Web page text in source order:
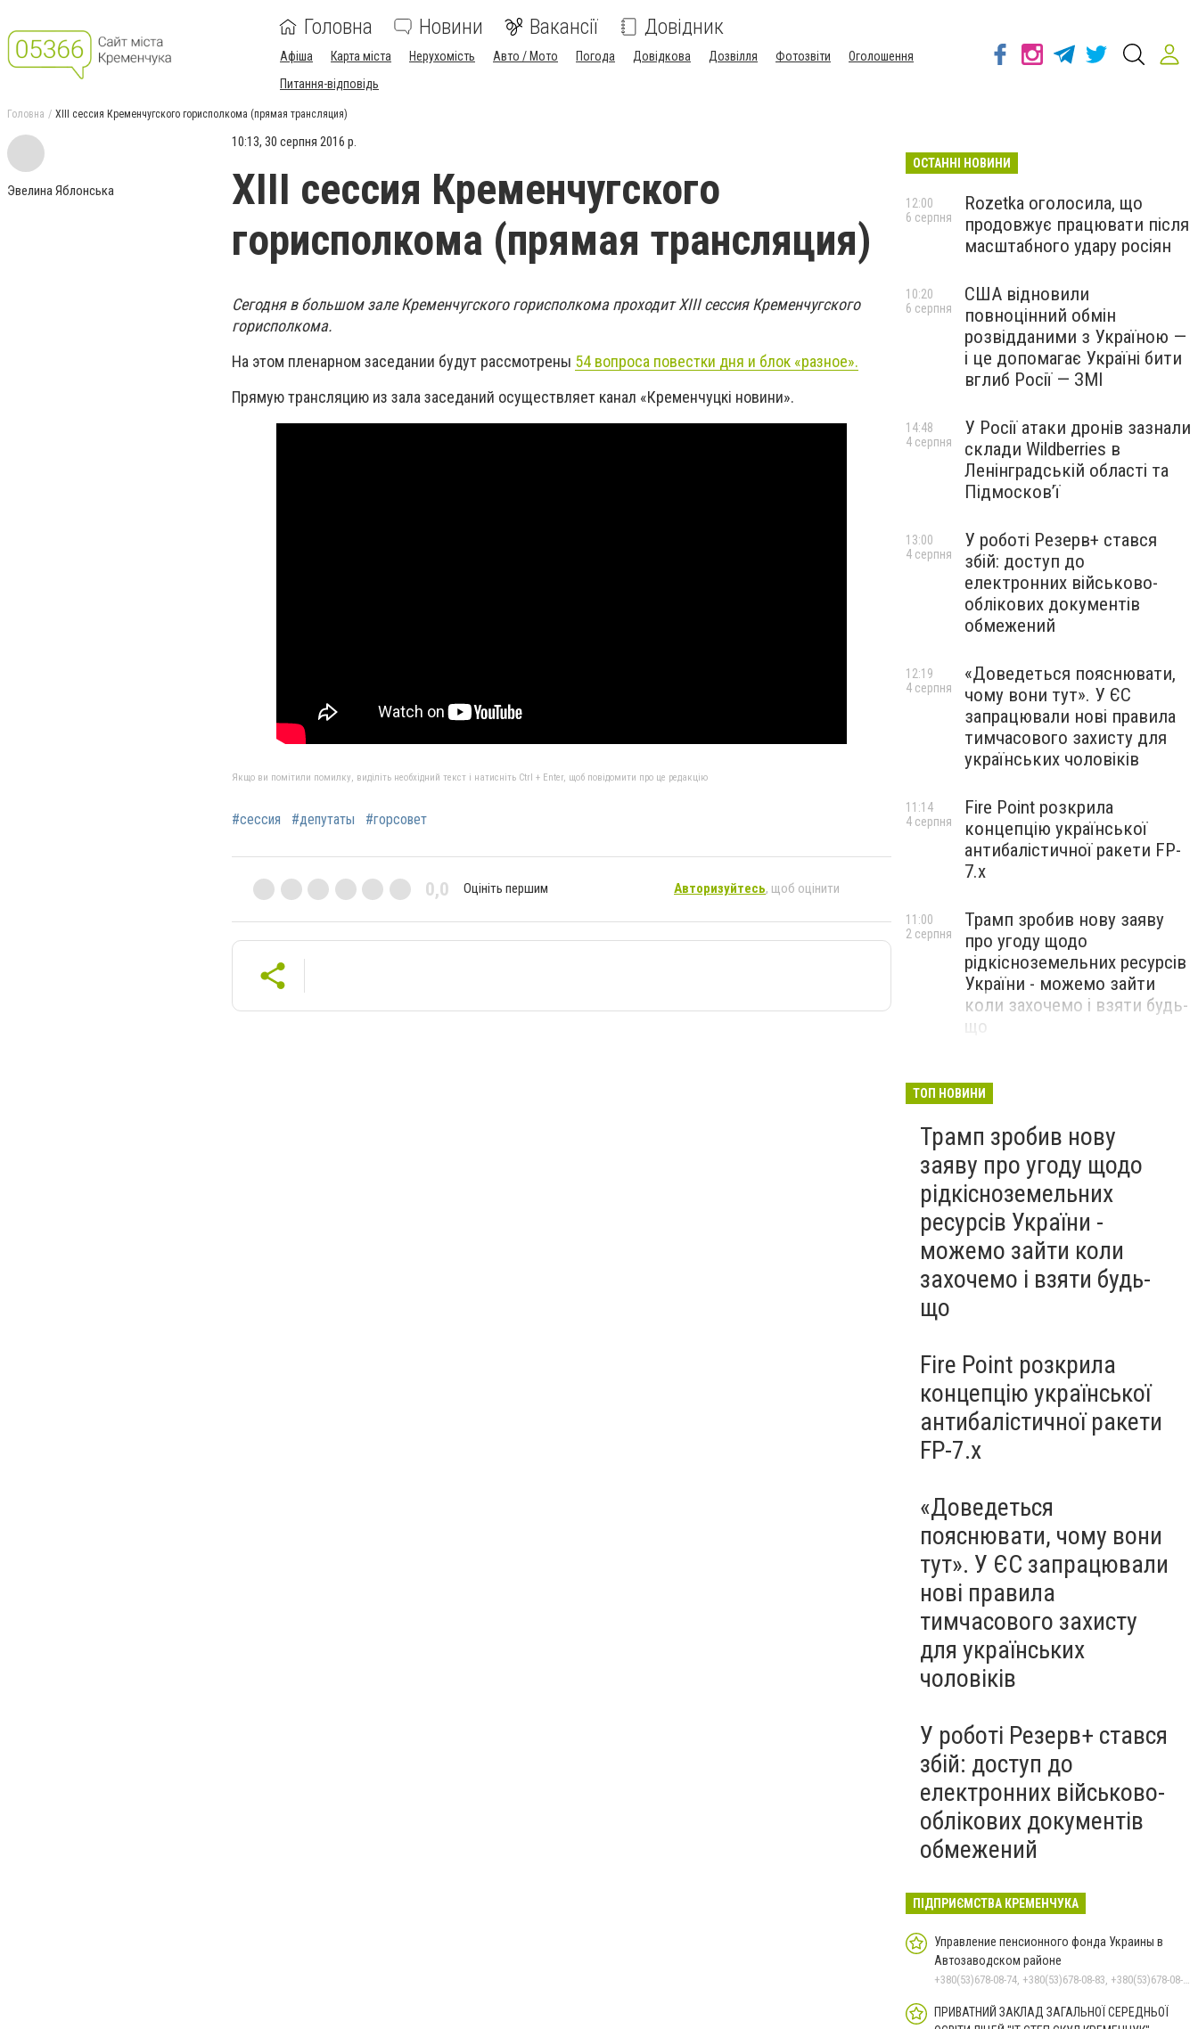
Головна Новини Вакансії Довідник
Афіша Карта міста Нерухомість Авто / Мото Погода Довідкова Дозвілля Фотозвіти
Оголошення
Питання-відповідь
Головна XIII сессия Кременчугского горисполкома (прямая трансляция)
Эвелина Яблонська
10:13, 30 серпня 2016 р.
XIII сессия Кременчугского
горисполкома (прямая трансляция)
Сегодня в большом зале Кременчугского горисполкома проходит XIII сессия Кременчугского
горисполкома.
На этом пленарном заседании будут рассмотрены 54 вопроса повестки дня и блок «разное».
Прямую трансляцию из зала заседаний осуществляет канал «Кременчуцкі новини».
Якщо ви помітили помилку, виділіть необхідний текст і натисніть Ctrl + Enter, щоб повідомити про це редакцію
#сессия #депутаты #горсовет
0,0 Оцініть першим Авторизуйтесь, щоб оцінити
ОСТАННІ НОВИНИ
Rozetka оголосила, що
продовжує працювати після
масштабного удару росіян
12:00
6 серпня
США відновили
повноцінний обмін
розвідданими з Україною —
і це допомагає Україні бити
вглиб Росії — ЗМІ
10:20
6 серпня
У Росії атаки дронів зазнали
склади Wildberries в
Ленінградській області та
Підмосков’ї
14:48
4 серпня
У роботі Резерв+ стався
збій: доступ до
електронних військово-
облікових документів
обмежений
13:00
4 серпня
«Доведеться пояснювати,
чому вони тут». У ЄС
запрацювали нові правила
тимчасового захисту для
українських чоловіків
12:19
4 серпня
Fire Point розкрила
концепцію української
антибалістичної ракети FP-
7.x
11:14
4 серпня
Трамп зробив нову заяву
про угоду щодо
рідкісноземельних ресурсів
України - можемо зайти
коли захочемо і взяти будь-
що
11:00
2 серпня
призов”: ДБР проводить
ТЦК по всій Україні
31 липня
ТОП НОВИНИ
Трамп зробив нову
заяву про угоду щодо
рідкісноземельних
ресурсів України -
можемо зайти коли
захочемо і взяти будь-
що
Fire Point розкрила
концепцію української
антибалістичної ракети
FP-7.x
«Доведеться
пояснювати, чому вони
тут». У ЄС запрацювали
нові правила
тимчасового захисту
для українських
чоловіків
У роботі Резерв+ стався
збій: доступ до
електронних військово-
облікових документів
обмежений
ПІДПРИЄМСТВА КРЕМЕНЧУКА
Управление пенсионного фонда Украины в
Автозаводском районе
+380(53)678-08-74, +380(53)678-08-83, +380(53)678-08-41, +380(53)678-08-86, +380(53)678-09-05
ПРИВАТНИЙ ЗАКЛАД ЗАГАЛЬНОЇ СЕРЕДНЬОЇ